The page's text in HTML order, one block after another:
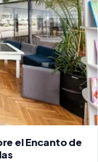
el Encanto de